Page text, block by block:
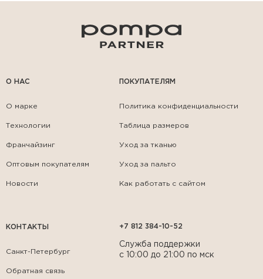
О НАС
О марке
Технологии
Франчайзинг
Оптовым покупателям
Новости
ПОКУПАТЕЛЯМ
Политика конфиденциальности
Таблица размеров
Уход за тканью
Уход за пальто
Как работать с сайтом
КОНТАКТЫ
Санкт-Петербург
Обратная связь
+7 812 384-10-52
Служба поддержки
с 10:00 до 21:00 по мск